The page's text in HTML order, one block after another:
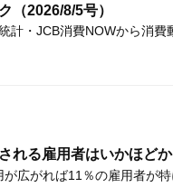
（2026/8/5号）
れる雇用者はいかほどか